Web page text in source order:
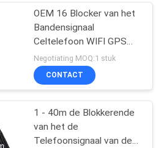
OEM 16 Blocker van het
Bandensignaal
Celtelefoon WIFI GPS
VHF de UHFstoorzender
van het
Afstandsbedieningsignaal
Negotiating MOQ:1 stuk
CONTACT
1 - 40m de Blokkerende
van het de
Telefoonsignaal van de